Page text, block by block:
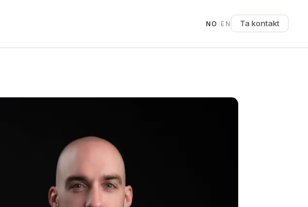
NO / EN Ta kontakt